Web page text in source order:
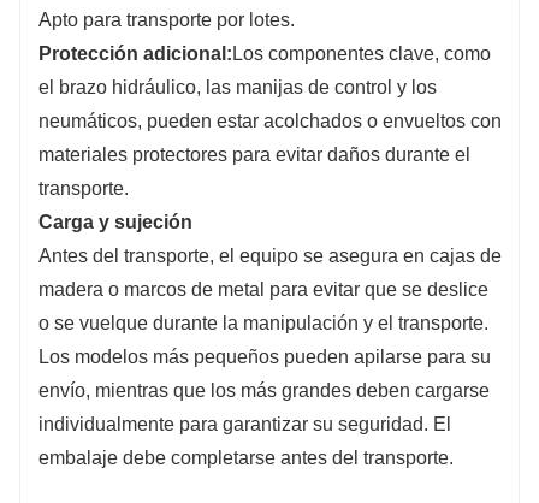
Apto para transporte por lotes.
Protección adicional: Los componentes clave, como
el brazo hidráulico, las manijas de control y los
neumáticos, pueden estar acolchados o envueltos con
materiales protectores para evitar daños durante el
transporte.
Carga y sujeción
Antes del transporte, el equipo se asegura en cajas de
madera o marcos de metal para evitar que se deslice
o se vuelque durante la manipulación y el transporte.
Los modelos más pequeños pueden apilarse para su
envío, mientras que los más grandes deben cargarse
individualmente para garantizar su seguridad. El
embalaje debe completarse antes del transporte.